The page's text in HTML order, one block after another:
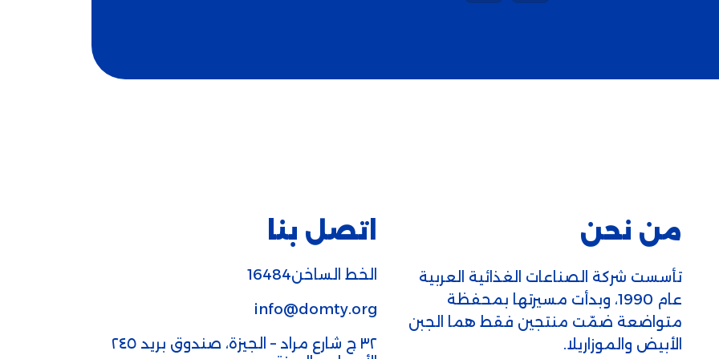
من نحن
تأسست شركة الصناعات الغذائية العربية
عام 1990، وبدأت مسيرتها بمحفظة
متواضعة ضمّت منتجين فقط هما الجبن
الأبيض والموزاريلا.
اتصل بنا
الخط الساخن16484
info@domty.org
٣٢ ج شارع مراد – الجيزة، صندوق بريد ٢٤٥